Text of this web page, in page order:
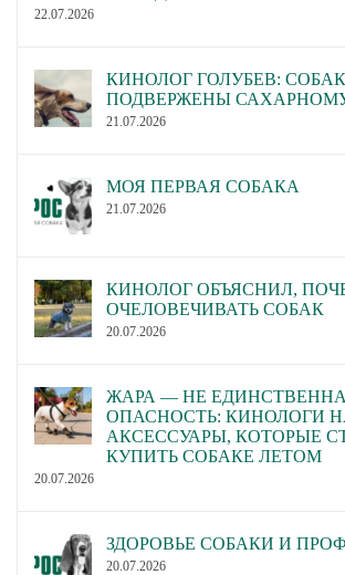
22.07.2026
КИНОЛОГ ГОЛУБЕВ:
ПОДВЕРЖЕНЫ
21.07.2026
МОЯ ПЕРВАЯ СОБАКА
21.07.2026
КИНОЛОГ ОБЪЯСНИЛ,
ОЧЕЛОВЕЧИВАТЬ СОБАК
20.07.2026
ЖАРА — НЕ
ОПАСНОСТЬ: КИНОЛОГИ
АКСЕССУАРЫ, КОТОРЫЕ
КУПИТЬ СОБАКЕ ЛЕТОМ
20.07.2026
ЗДОРОВЬЕ СОБАКИ И
20.07.2026